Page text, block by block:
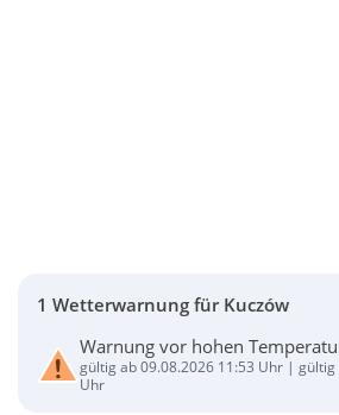
1 Wetterwarnung für Kuczów
Warnung vor hohen
gültig ab 09.08.2026 11:53 Uhr | gültig
Uhr